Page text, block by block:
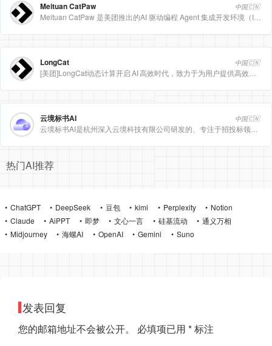
Meituan CatPaw 中国🇨🇳
Meituan CatPaw 是美团推出的AI 驱动编程 Agent 集成开发环境（IDE），定位为智能编程助手
LongCat 中国🇨🇳
[美团]LongCat动态计算开启 AI 高效时代，致力于为用户提供高效、精准、多模态的人工智能服务。
云境标书AI 中国🇨🇳
云境标书AI是杭州深入云境科技有限公司研发的、专注于招投标领域的垂直人工智能平台。该平台深度集成自然
热门AI推荐
ChatGPT DeepSeek 豆包 kimi Perplexity
Notion
Claude
AiPPT 即梦 文心一言 硅基流动
通义万相
Midjourney
海螺AI OpenAI Gemini Suno
发表回复
您的邮箱地址不会被公开。 必填项已用 *标注